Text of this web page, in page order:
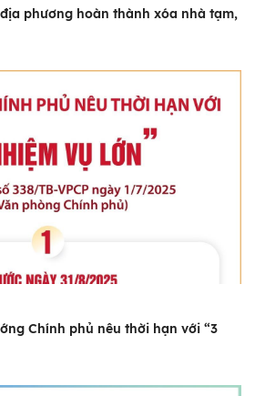
phương hoàn thành xóa nhà tạm,
Chính phủ nêu thời hạn với “3